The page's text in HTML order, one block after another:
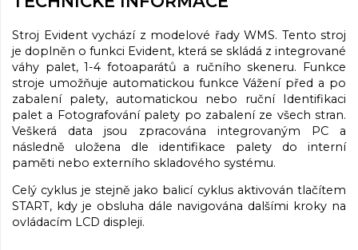
Stroj Evident vychází z modelové řady WMS. Tento stroj
je doplněn o funkci Evident, která se skládá z integrované
váhy palet, 1-4 fotoaparátů a ručního skeneru. Funkce
stroje umožňuje automatickou funkce Vážení před a po
zabalení palety, automatickou nebo ruční Identifikaci
palet a Fotografování palety po zabalení ze všech stran.
Veškerá data jsou zpracována integrovaným PC a
následně uložena dle identifikace palety do interní
paměti nebo externího skladového systému.
Celý cyklus je stejně jako balicí cyklus aktivován tlačítem
START, kdy je obsluha dále navigována dalšími kroky na
ovládacím LCD displeji.